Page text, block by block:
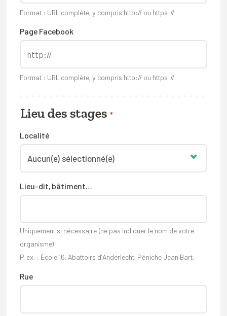
Format : URL complète, y compris http:// ou https://
Page Facebook
Format : URL complète, y compris http:// ou https://
Lieu des stages *
Localité
Lieu-dit, bâtiment…
Uniquement si nécessaire (ne pas indiquer le nom de votre
organisme)
P. ex. : École 16, Abattoirs d’Anderlecht, Péniche Jean Bart.
Rue